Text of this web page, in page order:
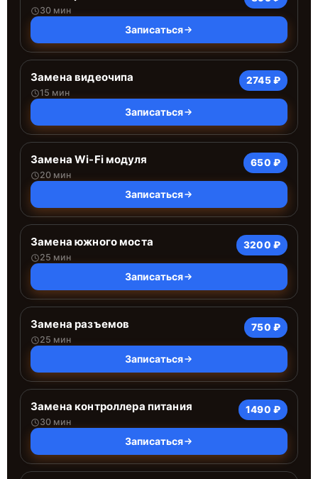
30 мин
Записаться
Замена видеочипа
15 мин
2745 ₽
Записаться
Замена Wi-Fi модуля
20 мин
650 ₽
Записаться
Замена южного моста
25 мин
3200 ₽
Записаться
Замена разъемов
25 мин
750 ₽
Записаться
Замена контроллера питания
30 мин
1490 ₽
Записаться